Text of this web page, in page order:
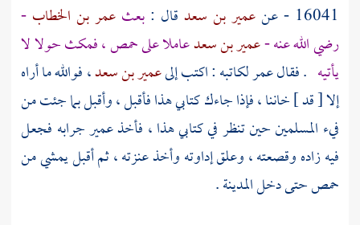
16041 - عن
عمير بن سعد قال : بعث عمر بن الخطاب -
رضي الله عنه -عمير بن سعدعاملا علىحمص، فمكث حولا لا
يأتيه . فقالعمرلكاتبه : اكتب إلىعمير بن سعد، فوالله ما أراه
إلا [ قد ] خاننا ، فإذا جاءك كتابي هذا فأقبل ، وأقبل بما جئت من
فيء المسلمين حين تنظر في كتابي هذا ، فأخذعميرجرابه فجعل
فيه زاده وقصعته ، وعلق إداوته وأخذ عنزته ، ثم أقبل يمشي من
حمصحتى دخلالمدينة.